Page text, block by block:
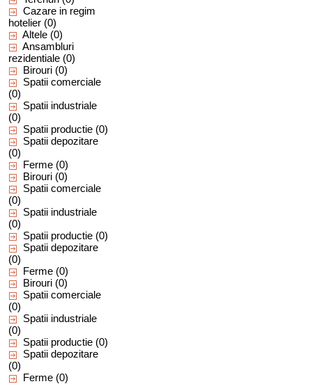
Cazare in regim
hotelier (0)
Altele (0)
Ansambluri
rezidentiale (0)
Birouri (0)
Spatii comerciale
(0)
Spatii industriale
(0)
Spatii productie (0)
Spatii depozitare
(0)
Ferme (0)
Birouri (0)
Spatii comerciale
(0)
Spatii industriale
(0)
Spatii productie (0)
Spatii depozitare
(0)
Ferme (0)
Birouri (0)
Spatii comerciale
(0)
Spatii industriale
(0)
Spatii productie (0)
Spatii depozitare
(0)
Ferme (0)